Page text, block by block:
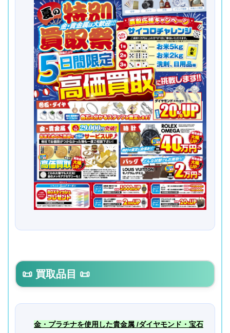
📜 買取品目 📜
金・プラチナを使用した貴金属 /ダイヤモンド・宝石